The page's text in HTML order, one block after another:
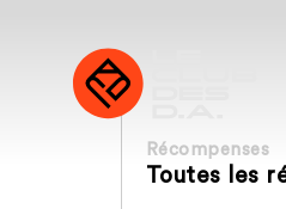
Récompenses
Toutes les